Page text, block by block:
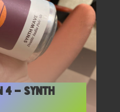
4 – Synth